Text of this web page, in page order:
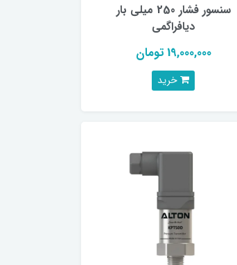
سنسور فشار 250 میلی بار
دیافراگمی
19,000,000 تومان
خرید